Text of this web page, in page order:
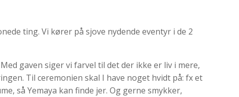
ting. Vi kører på sjove nydende eventyr i de 2
gaven siger vi farvel til det der ikke er liv i mere,
Til ceremonien skal I have noget hvidt på: fx et
så Yemaya kan finde jer. Og gerne smykker,